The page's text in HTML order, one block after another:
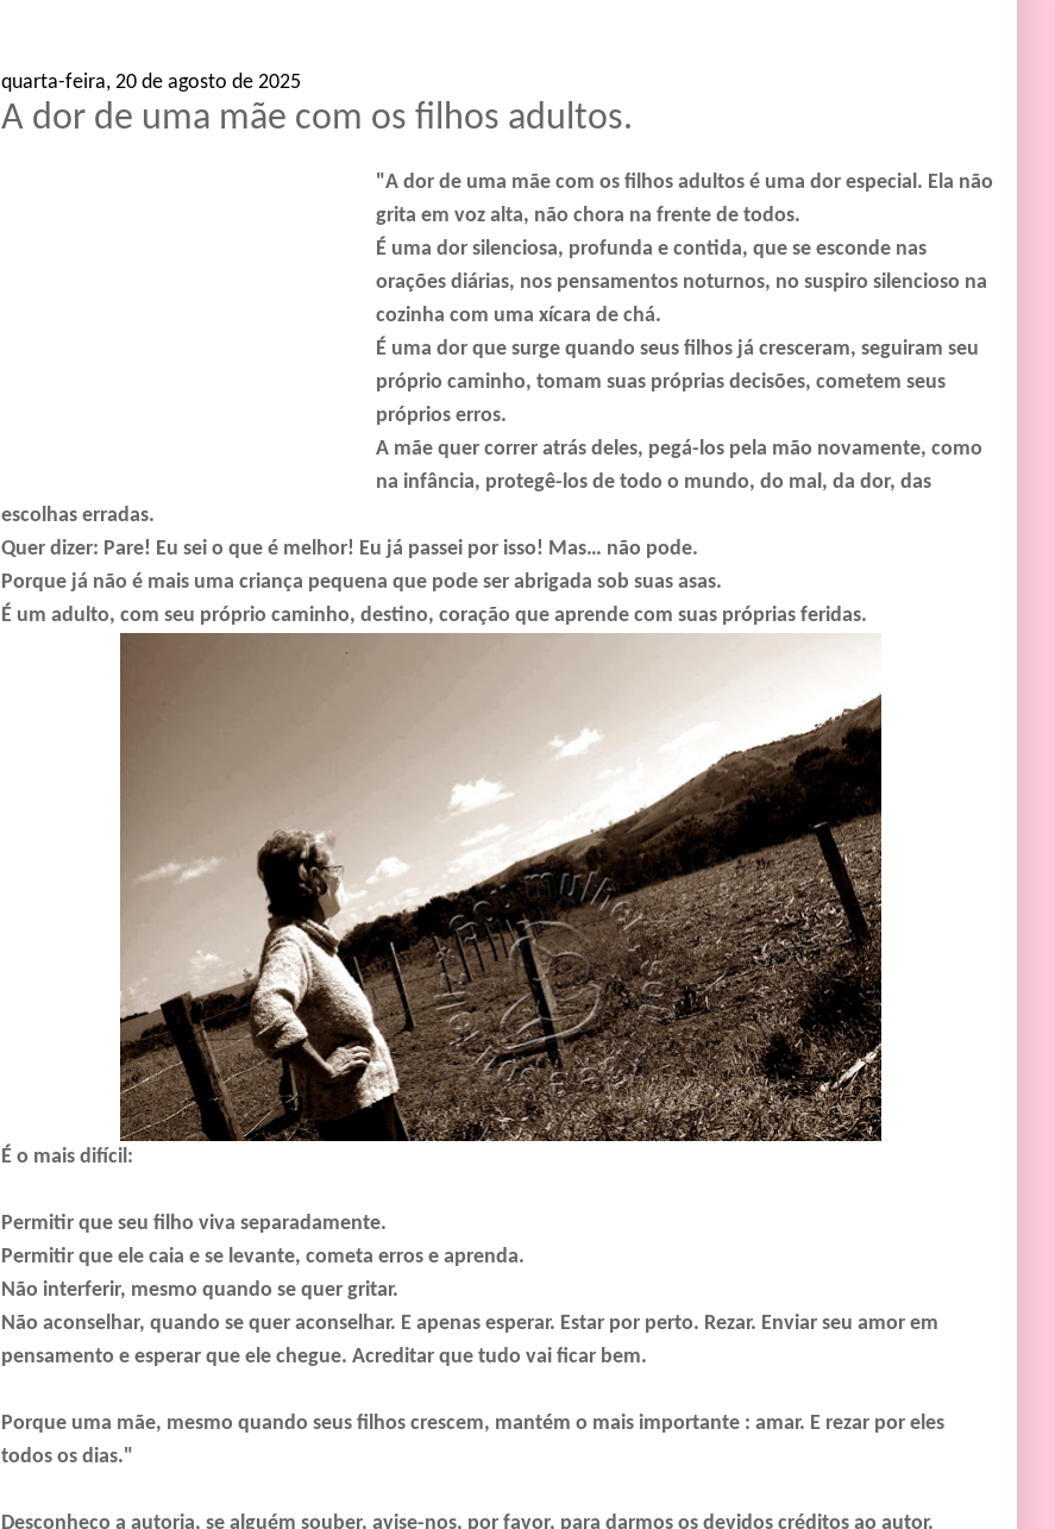
quarta-feira, 20 de agosto de 2025
A dor de uma mãe com os filhos adultos.
"A dor de uma mãe com os filhos adultos é uma dor especial. Ela não
grita em voz alta, não chora na frente de todos.
É uma dor silenciosa, profunda e contida, que se esconde nas
orações diárias, nos pensamentos noturnos, no suspiro silencioso na
cozinha com uma xícara de chá.
É uma dor que surge quando seus filhos já cresceram, seguiram seu
próprio caminho, tomam suas próprias decisões, cometem seus
próprios erros.
A mãe quer correr atrás deles, pegá-los pela mão novamente, como
na infância, protegê-los de todo o mundo, do mal, da dor, das
escolhas erradas.
Quer dizer: Pare! Eu sei o que é melhor! Eu já passei por isso! Mas… não pode.
Porque já não é mais uma criança pequena que pode ser abrigada sob suas asas.
É um adulto, com seu próprio caminho, destino, coração que aprende com suas próprias feridas.
É o mais difícil:
Permitir que seu filho viva separadamente.
Permitir que ele caia e se levante, cometa erros e aprenda.
Não interferir, mesmo quando se quer gritar.
Não aconselhar, quando se quer aconselhar. E apenas esperar. Estar por perto. Rezar. Enviar seu amor em
pensamento e esperar que ele chegue. Acreditar que tudo vai ficar bem.
Porque uma mãe, mesmo quando seus filhos crescem, mantém o mais importante : amar. E rezar por eles
todos os dias."
Desconheço a autoria, se alguém souber, avise-nos, por favor, para darmos os devidos créditos ao autor.